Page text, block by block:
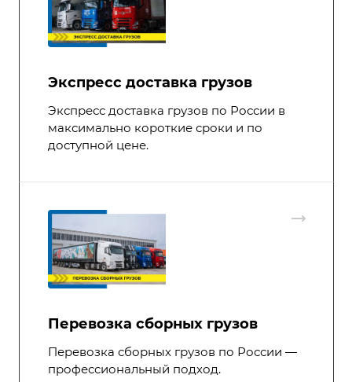
Экспресс доставка грузов
Экспресс доставка грузов по России в
максимально короткие сроки и по
доступной цене.
Перевозка сборных грузов
Перевозка сборных грузов по России —
профессиональный подход.